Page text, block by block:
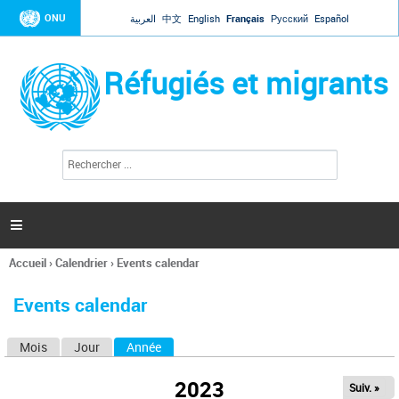
Jump to navigation
ONU العربية 中文 English Français Русский Español
Réfugiés et migrants
l
c
h
e

Vous
ici
Accueil›Calendrier› Events calendar
Events calendar
Mois Jour Année
2023 Suiv. »